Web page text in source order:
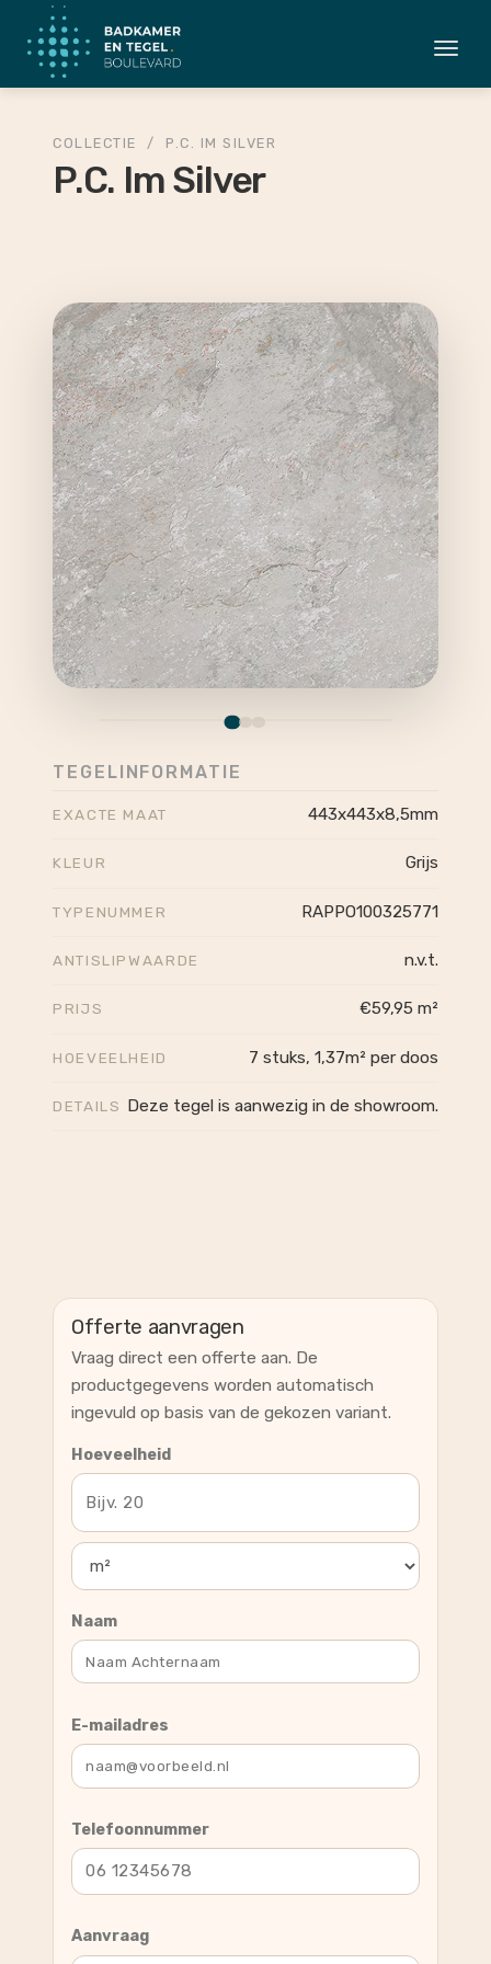
COLLECTIE / P.C. IM SILVER
P.C. Im Silver
TEGELINFORMATIE
EXACTE MAAT 443x443x8,5mm
KLEUR Grijs
TYPENUMMER RAPPO100325771
ANTISLIPWAARDE n.v.t.
PRIJS €59,95 m²
HOEVEELHEID 7 stuks, 1,37m² per doos
DETAILS Deze tegel is aanwezig in de showroom.
Offerte aanvragen
Vraag direct een offerte aan. De
productgegevens worden automatisch
ingevuld op basis van de gekozen variant.
Hoeveelheid
Naam
E-mailadres
Telefoonnummer
Aanvraag